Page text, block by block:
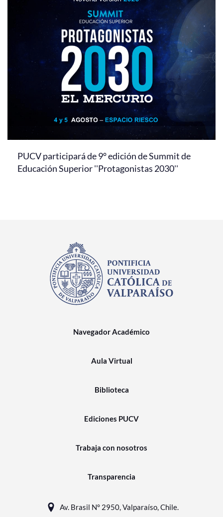
PUCV participará de 9° edición de Summit de
Educación Superior ''Protagonistas 2030''
Navegador Académico
Aula Virtual
Biblioteca
Ediciones PUCV
Trabaja con nosotros
Transparencia
Av. Brasil N° 2950, Valparaíso, Chile.